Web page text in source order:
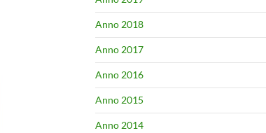
Anno 2018
Anno 2017
Anno 2016
Anno 2015
Anno 2014